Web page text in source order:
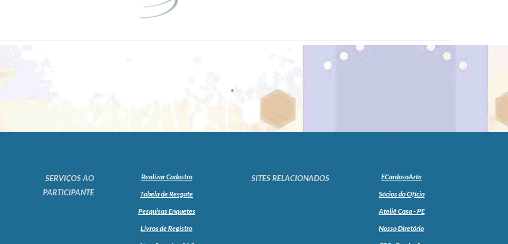
SERVIÇOS AO
PARTICIPANTE
Realizar Cadastro
Tabela de Resgate
Pesquisas Enquetes
Livros de Registro
SITES RELACIONADOS
ECardosoArte
Sócios do Ofício
Ateliê Casa - PE
Nosso Diretório